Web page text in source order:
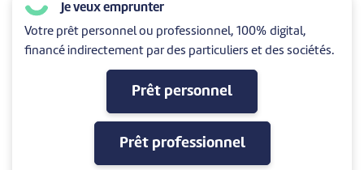
Je veux emprunter
Votre prêt personnel ou professionnel, 100% digital,
financé indirectement par des particuliers et des sociétés.
Prêt personnel
Prêt professionnel